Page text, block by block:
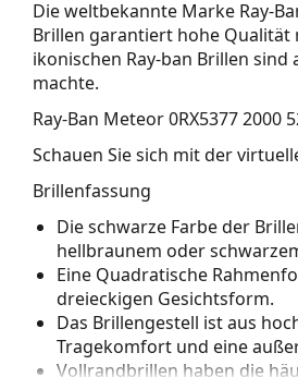
Die weltbekannte Marke Ray-
Brillen garantiert hohe Qualität
ikonischen Ray-ban Brillen
machte.
Ray-Ban Meteor 0RX5377 2000
Schauen Sie sich mit der
Brillenfassung
Die schwarze Farbe der
hellbraunem oder
Eine Quadratische
dreieckigen Gesichtsform.
Das Brillengestell ist aus
Tragekomfort und eine
Vollrandbrillen haben die